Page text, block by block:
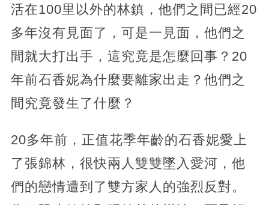
活在100里以外的林鎮，他們之間已經20
多年沒有見面了，可是一見面，他們之
間就大打出手，這究竟是怎麼回事？20
年前石香妮為什麼要離家出走？他們之
間究竟發生了什麼？
20多年前，正值花季年齡的石香妮愛上
了張錦林，很快兩人雙雙墜入愛河，他
們的戀情遭到了雙方家人的強烈反對。